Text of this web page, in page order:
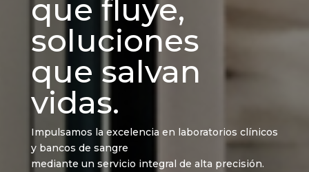
que fluye,
soluciones
que salvan
vidas.
Impulsamos la excelencia en laboratorios clínicos
y bancos de sangre
mediante un servicio integral de alta precisión.